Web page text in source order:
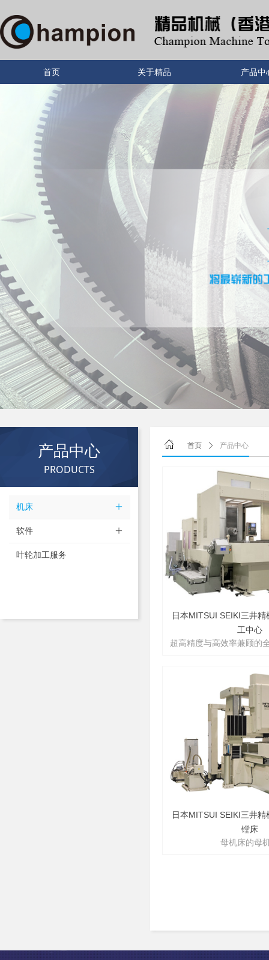
首页 关于精品 产品中
产品中心
PRODUCTS
ꄶ
机床
ꄶ
软件
叶轮加工服务
首页 ꄲ 产品中心
日本MITSUI SEIKI三井
工中心
超高精度与高效率兼顾的
日本MITSUI SEIKI三井
镗床
母机床的母